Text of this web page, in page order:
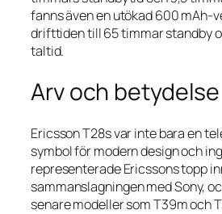
fanns även en utökad 600 mAh-
drifttiden till 65 timmar standby
taltid.
Arv och betydelse
Ericsson T28s var inte bara en
symbol för modern design och
representerade Ericssons topp
sammanslagningen med Sony,
senare modeller som T39m och